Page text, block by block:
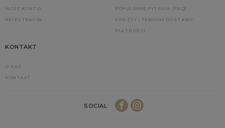
MOJE KONTO
REJESTRACJA
POPULARNE PYTANIA (FAQ)
KOSZTY I TERMINY DOSTAWY
PŁATNOŚCI
KONTAKT
O NAS
KONTAKT
SOCIAL